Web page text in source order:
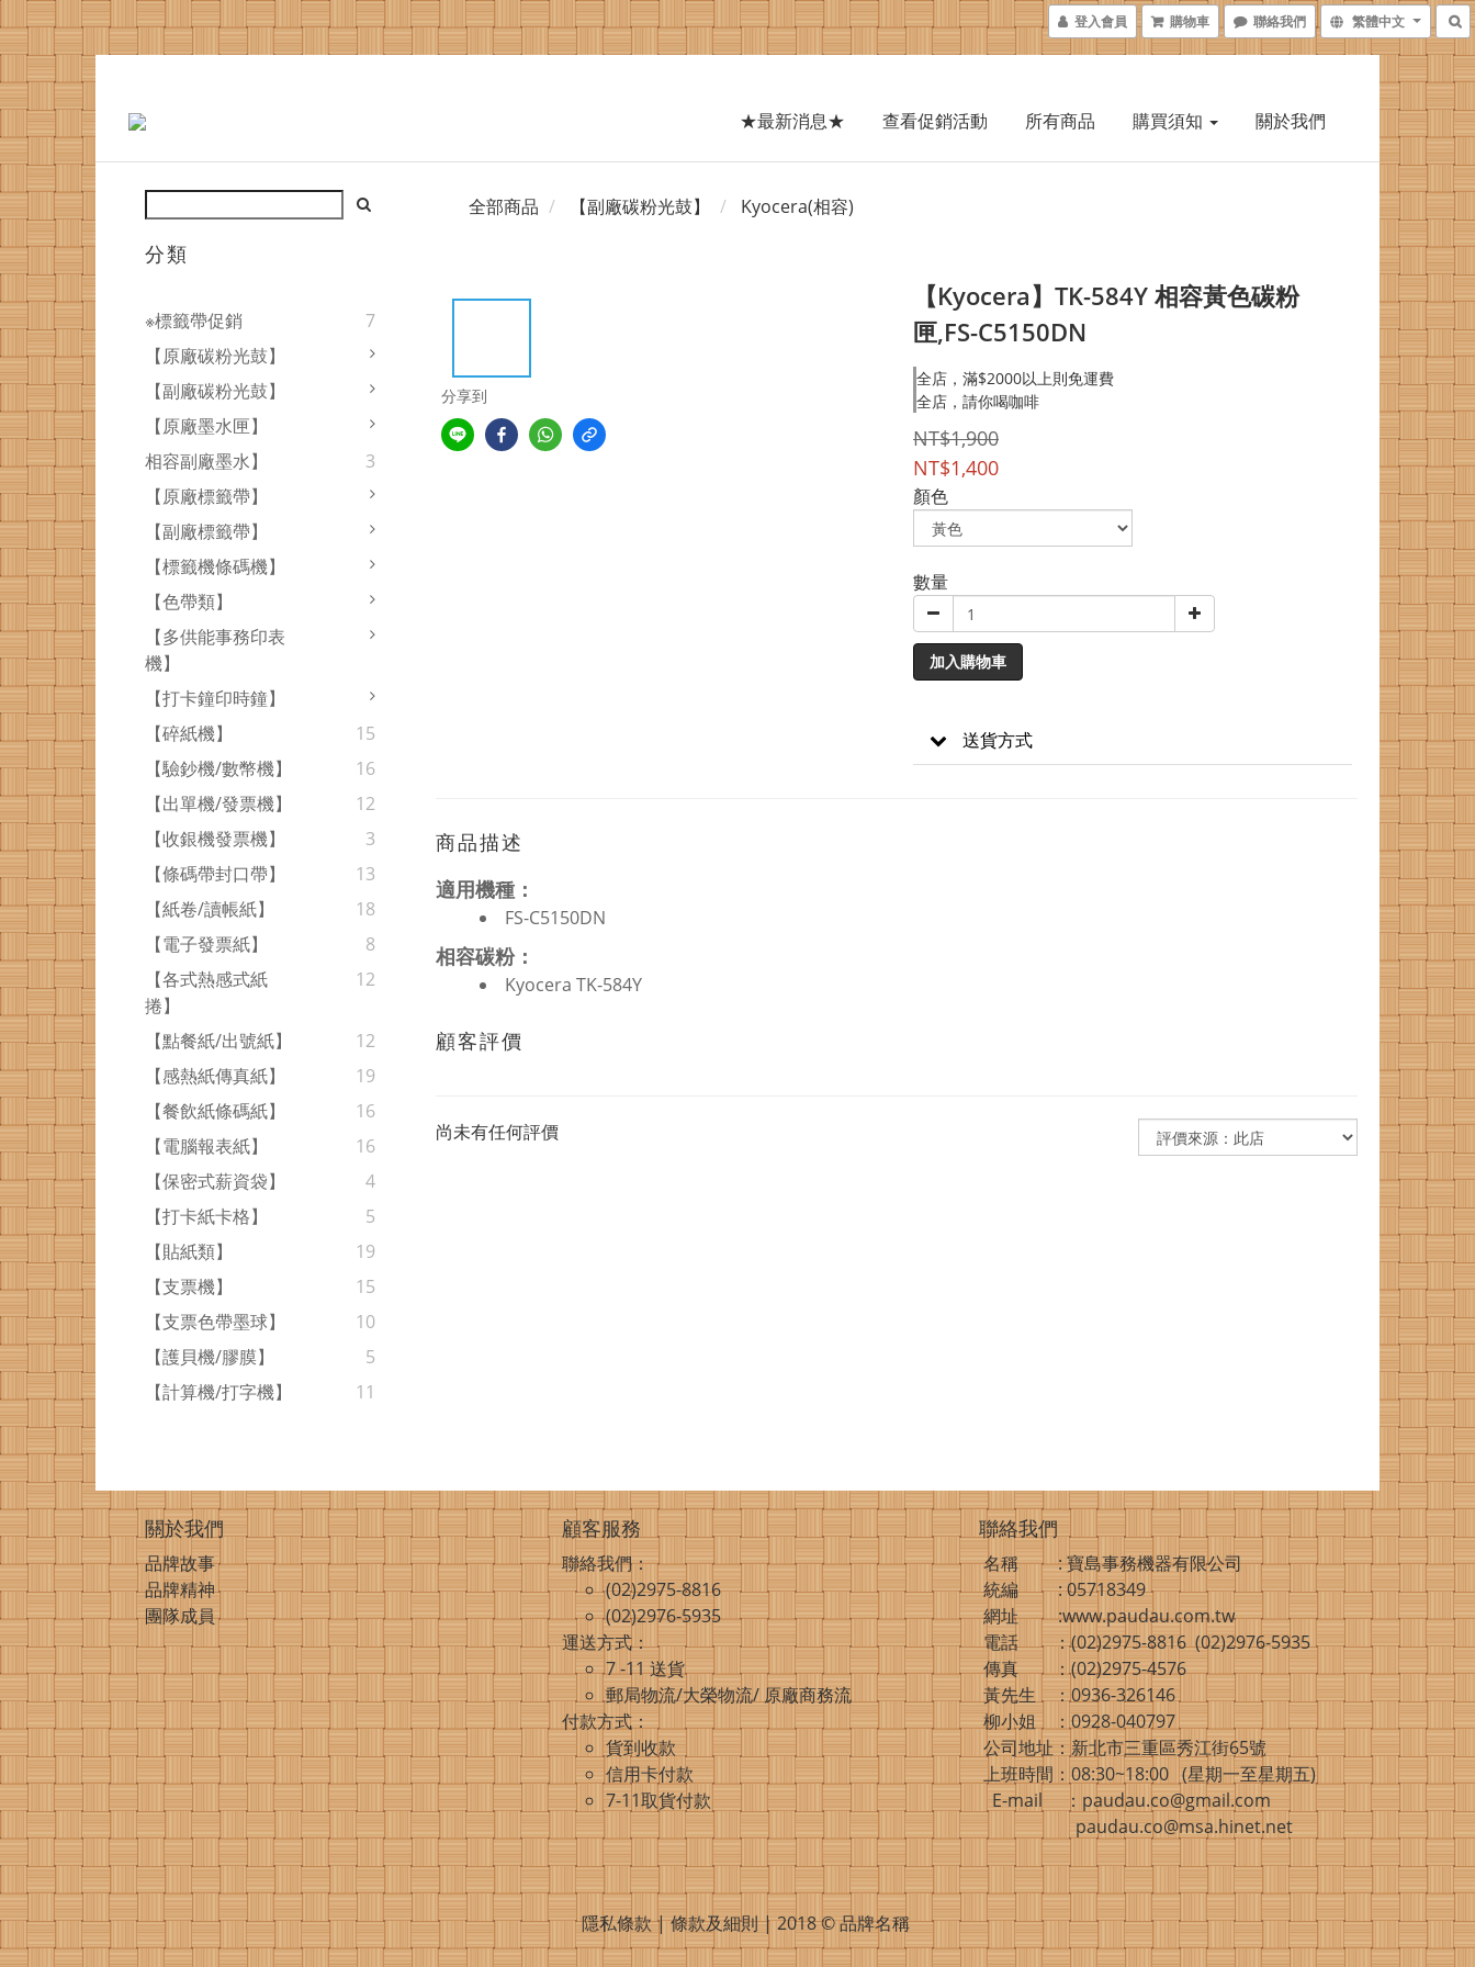
登入會員 購物車 聯絡我們 繁體中文
★最新消息★ 查看促銷活動 所有商品 購買須知 關於我們
分類
※標籤帶促銷
7
【原廠碳粉光鼓】
【副廠碳粉光鼓】
【原廠墨水匣】
相容副廠墨水】
3
【原廠標籤帶】
【副廠標籤帶】
【標籤機條碼機】
【色帶類】
【多供能事務印表
機】
【打卡鐘印時鐘】
【碎紙機】
15
【驗鈔機/數幣機】
16
【出單機/發票機】
12
【收銀機發票機】
3
【條碼帶封口帶】
13
【紙卷/讀帳紙】
18
【電子發票紙】
8
【各式熱感式紙
捲】
12
【點餐紙/出號紙】
12
【感熱紙傳真紙】
19
【餐飲紙條碼紙】
16
【電腦報表紙】
16
【保密式薪資袋】
4
【打卡紙卡格】
5
【貼紙類】
19
【支票機】
15
【支票色帶墨球】
10
【護貝機/膠膜】
5
【計算機/打字機】
11
全部商品 【副廠碳粉光鼓】 Kyocera(相容)
分享到
【Kyocera】TK-584Y 相容黃色碳粉
匣,FS-C5150DN
全店，滿$2000以上則免運費
全店，請你喝咖啡
NT$1,900
NT$1,400
顏色
數量
加入購物車
送貨方式
商品描述
適用機種：
FS-C5150DN
相容碳粉：
Kyocera TK-584Y
顧客評價
尚未有任何評價
關於我們
品牌故事
品牌精神
團隊成員
顧客服務
聯絡我們：
(02)2975-8816
(02)2976-5935
運送方式：
7 -11 送貨
郵局物流/大榮物流/ 原廠商務流
付款方式：
貨到收款
信用卡付款
7-11取貨付款
聯絡我們
名稱 : 寶島事務機器有限公司
統編 : 05718349
網址 :www.paudau.com.tw
電話 ：(02)2975-8816 (02)2976-5935
傳真 ：(02)2975-4576
黃先生 ：0936-326146
柳小姐 ：0928-040797
公司地址：新北市三重區秀江街65號
上班時間：08:30~18:00 (星期一至星期五)
E-mail ：paudau.co@gmail.com
paudau.co@msa.hinet.net
隱私條款 | 條款及細則 | 2018 © 品牌名稱